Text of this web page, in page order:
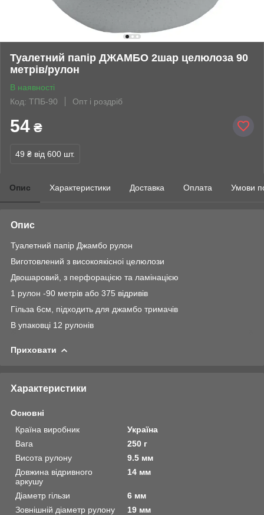
Туалетний папір ДЖАМБО 2шар целюлоза 90
метрів/рулон
В наявності
Код: ТПБ-90
Опт і роздріб
54 ₴
49 ₴ від 600 шт.
Опис Характеристики Доставка Оплата Умови
Опис
Туалетний папір Джамбо рулон
Виготовлений з високоякісноі целюлози
Двошаровий, з перфорацією та ламінацією
1 рулон -90 метрів або 375 відривів
Гільза 6см, підходить для джамбо тримачів
В упаковці 12 рулонів
Приховати
Характеристики
Основні
Країна виробник
Україна
Вага
250 г
Висота рулону
9.5 мм
Довжина відривного
аркушу
14 мм
Діаметр гільзи
6 мм
Зовнішній діаметр рулону
19 мм